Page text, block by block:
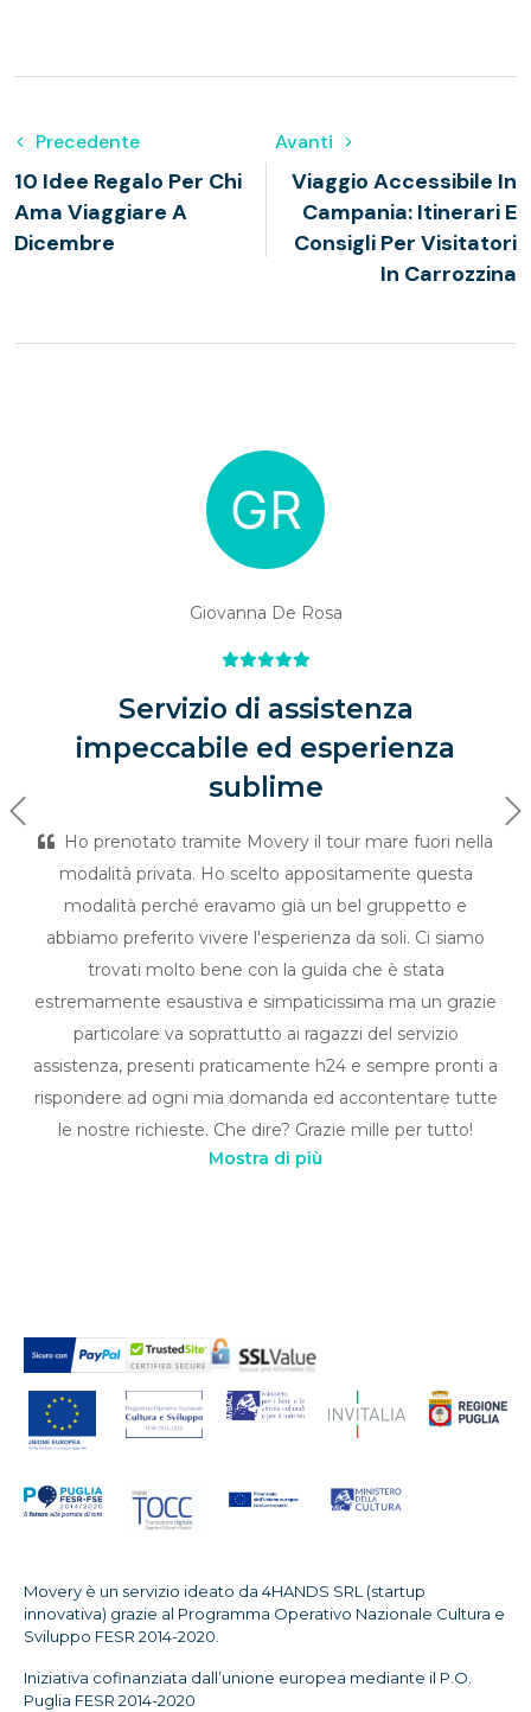
Precedente
10 Idee Regalo Per Chi
Ama Viaggiare A
Dicembre
Avanti
Viaggio Accessibile In
Campania: Itinerari E
Consigli Per Visitatori
In Carrozzina
Giovanna De Rosa
Servizio di assistenza
impeccabile ed esperienza
sublime
Ho prenotato tramite Movery il tour mare fuori nella
modalità privata. Ho scelto appositamente questa
modalità perché eravamo già un bel gruppetto e
abbiamo preferito vivere l'esperienza da soli. Ci siamo
trovati molto bene con la guida che è stata
estremamente esaustiva e simpaticissima ma un grazie
particolare va soprattutto ai ragazzi del servizio
assistenza, presenti praticamente h24 e sempre pronti a
rispondere ad ogni mia domanda ed accontentare tutte
le nostre richieste. Che dire? Grazie mille per tutto!
Previous
Mostra di più
Movery è un servizio ideato da 4HANDS SRL (startup
innovativa) grazie al Programma Operativo Nazionale Cultura e
Sviluppo FESR 2014-2020.
Iniziativa cofinanziata dall’unione europea mediante il P.O.
Puglia FESR 2014-2020